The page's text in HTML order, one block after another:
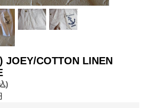
JOEY/COTTON LINEN
)